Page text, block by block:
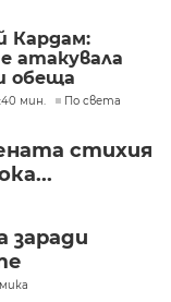
Кардам:
атакувала
обеща
мин. По света
стихия
заради